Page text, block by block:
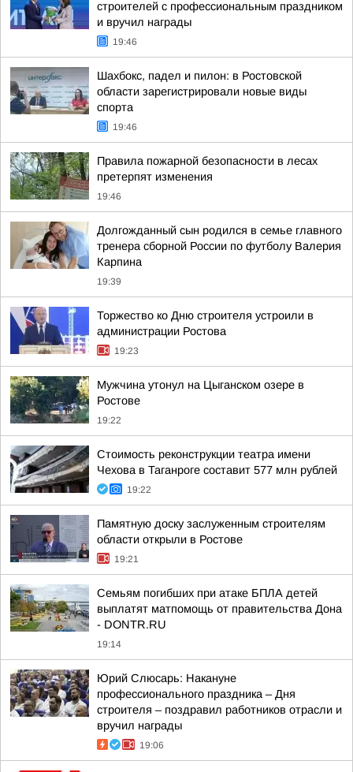
строителей с профессиональным праздником
и вручил награды
19:46
Шахбокс, падел и пилон: в Ростовской
области зарегистрировали новые виды
спорта
19:46
Правила пожарной безопасности в лесах
претерпят изменения
19:46
Долгожданный сын родился в семье главного
тренера сборной России по футболу Валерия
Карпина
19:39
Торжество ко Дню строителя устроили в
администрации Ростова
19:23
Мужчина утонул на Цыганском озере в
Ростове
19:22
Стоимость реконструкции театра имени
Чехова в Таганроге составит 577 млн рублей
19:22
Памятную доску заслуженным строителям
области открыли в Ростове
19:21
Семьям погибших при атаке БПЛА детей
выплатят матпомощь от правительства Дона
- DONTR.RU
19:14
Юрий Слюсарь: Накануне
профессионального праздника – Дня
строителя – поздравил работников отрасли и
вручил награды
19:06